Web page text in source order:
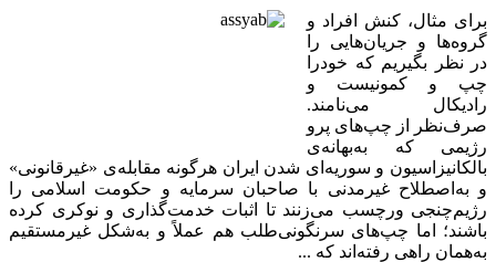
برای مثال، کنش افراد و
گروه‌ها و جریان‌هایی را
در نظر بگیریم که خودرا
چپ و کمونیست و
رادیکال می‌نامند.
صرف‌نظر از چپ‌های پرو
رژیمی که به‌بهانه‌ی
بالکانیزاسیون و سوریه‌ای شدن ایران هرگونه مقابله‌ی «غیرقانونی»
و به‌اصطلاح غیرمدنی با صاحبان سرمایه و حکومت اسلامی را
رژیم‌چنجی ورچسب می‌زنند تا اثبات خدمت‌گذاری و نوکری کرده
باشند؛ اما چپ‌های سرنگونی‌طلب هم عملاً و به‌شکل غیرمستقیم
به‌‌همان راهی رفته‌اند که ...